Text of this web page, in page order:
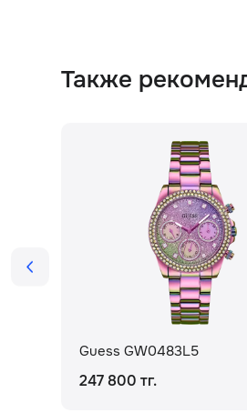
Также
Guess GW0483L5
247 800 тг.